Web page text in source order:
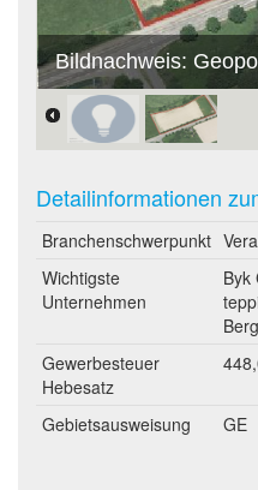
Bildnachweis:
Detailinformationen
Branchenschwerpunkt
Wichtigste
Unternehmen
Byk
Gewerbesteuer
Hebesatz
Gebietsausweisung GE